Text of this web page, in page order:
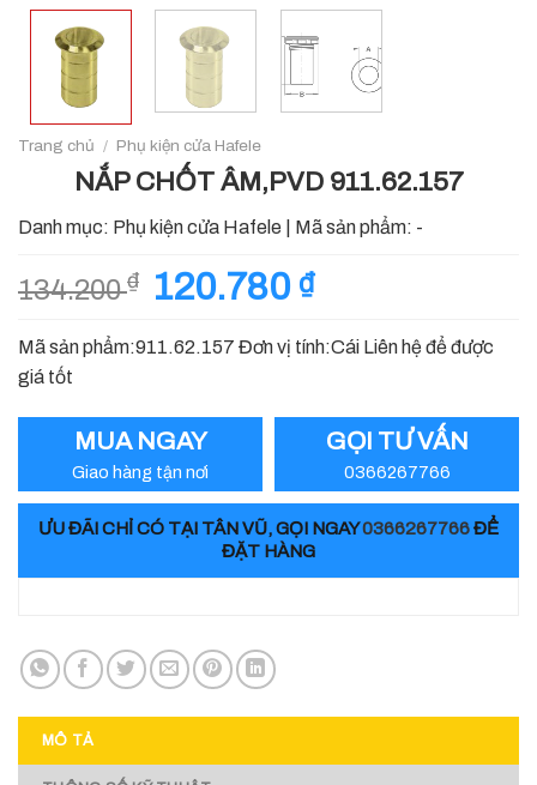
Trang chủ / Phụ kiện cửa Hafele
NẮP CHỐT ÂM,PVD 911.62.157
Danh mục: Phụ kiện cửa Hafele Mã sản phẩm: -
134.200₫
Giá
là:
120.780 ₫Giá
tại
Mã sản phẩm:911.62.157 Đơn vị tính:Cái Liên hệ để được
giá tốt
MUA NGAY
Giao hàng tận nơi
GỌI TƯ VẤN
0366267766
ƯU ĐÃI CHỈ CÓ TẠI TÂN VŨ, GỌI NGAY0366267766ĐỂ
ĐẶT HÀNG
MÔ TẢ